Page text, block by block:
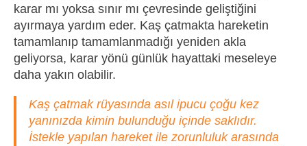
karar mı yoksa sınır mı çevresinde geliştiğini
ayırmaya yardım eder. Kaş çatmakta hareketin
tamamlanıp tamamlanmadığı yeniden akla
geliyorsa, karar yönü günlük hayattaki meseleye
daha yakın olabilir.
Kaş çatmak rüyasında asıl ipucu çoğu kez
yanınızda kimin bulunduğu içinde saklıdır.
İstekle yapılan hareket ile zorunluluk arasında